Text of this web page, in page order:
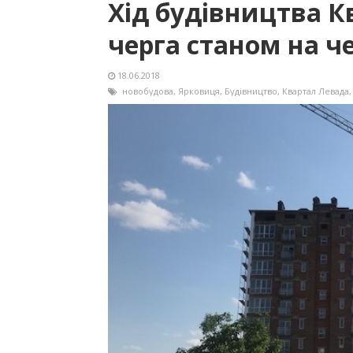
Хід будівництва
черга станом на
18.06.2018
новобудова, Ярковиця, Будівництво, Квартал Левада,